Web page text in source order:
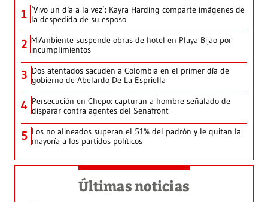
1 ‘Vivo un día a la vez’: Kayra Harding comparte imágenes de
la despedida de su esposo
2 MiAmbiente suspende obras de hotel en Playa Bijao por
incumplimientos
3 Dos atentados sacuden a Colombia en el primer día de
gobierno de Abelardo De La Espriella
4 Persecución en Chepo: capturan a hombre señalado de
disparar contra agentes del Senafront
5 Los no alineados superan el 51% del padrón y le quitan la
mayoría a los partidos políticos
Últimas noticias